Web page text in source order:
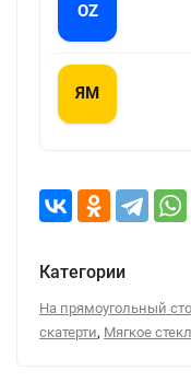
OZ
ЯМ
Категории
На прямоугольный
скатерти, Мягкое